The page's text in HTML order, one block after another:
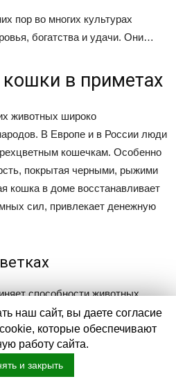
пор во многих культурах
богатства и удачи. Они…
в приметах
животных широко
В Европе и в России люди
кошечкам. Особенно
покрытая черными, рыжими
кошка в доме восстанавливает
сил, привлекает денежную
способности животных
По поверьям, она способна
внутри семьи, внести гармонию как
наш сайт, вы даете согласие
которые обеспечивают
работу сайта.
и закрыть